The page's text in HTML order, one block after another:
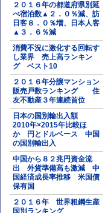
２０１６年の都道府県別延
べ宿泊数▲２．０％減、訪
日客８．０％増、日本人客
▲３．６％減
消費不況に激化する回転す
し業界 売上高ランキン
グ ベスト10
２０１６年分譲マンション
販売戸数ランキング 住
友不動産３年連続首位
日本の国別輸出入額
2010年×2015年比較ほ
か 円とドルベース 中国
の国別輸出入
中国から８２兆円資金流
出 外貨準備高も激減 中
国経済成長率推移 米国債
保有国
２０１６年 世界粗鋼生産
国別ランキング